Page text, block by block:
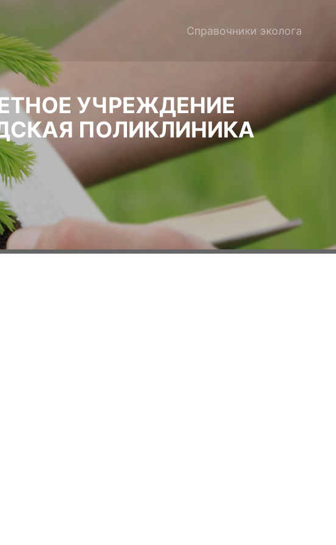
Справочники эколога
УЧРЕЖДЕНИЕ
ПОЛИКЛИНИКА